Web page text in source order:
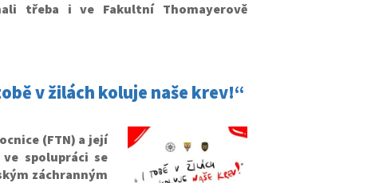
třeba i ve Fakultní Thomayerově
v žilách koluje naše krev!“
(FTN) a její
spolupráci se
záchranným